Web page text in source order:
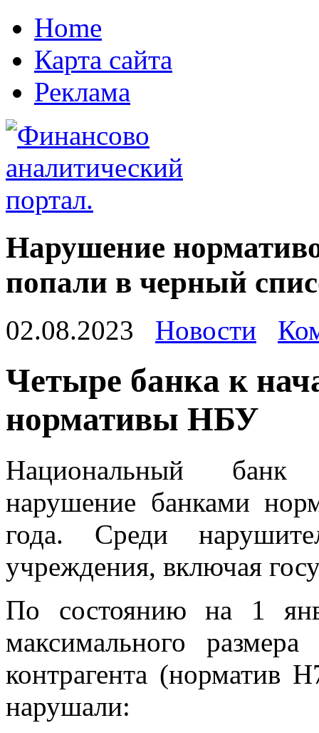
Home
Карта сайта
Реклама
Нарушение
попали в черный
02.08.2023 Новости
Чeтырe бaнкa к
нормативы НБУ
Национальный банк
нарушение банками
года. Среди
учреждения, включая
По состоянию на 1
максимального
контрагента (норматив
нарушали: